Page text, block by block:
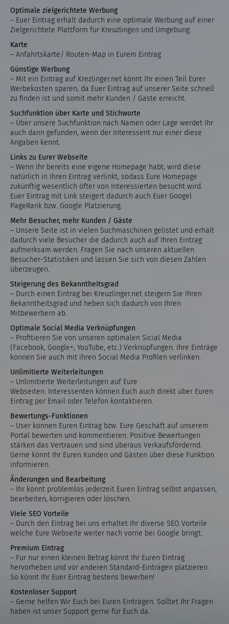
Optimale zielgerichtete Werbung
– Euer Eintrag erhält dadurch eine optimale Werbung auf einer
Zielgerichtete Plattform für Kreuzlingen und Umgebung.
Karte
– Anfahrtskarte/ Routen-Map in Eurem Eintrag
Günstige Werbung
– Mit ein Eintrag auf Krezlinger.net könnt Ihr einen Teil Eurer
Werbekosten sparen, da Euer Eintrag auf unserer Seite schnell
zu finden ist und somit mehr Kunden / Gäste erreicht.
Suchfunktion über Karte und Stichworte
– Über unsere Suchfunktion nach Namen oder Lage werdet Ihr
auch dann gefunden, wenn der Interessent nur einer diese
Angaben kennt.
Links zu Eurer Webseite
– Wenn Ihr bereits eine eigene Homepage habt, wird diese
natürlich in Ihren Eintrag verlinkt, sodass Eure Homepage
zukünftig wesentlich öfter von Interessierten besucht wird.
Euer Eintrag mit Link steigert dadurch auch Euer Googel
PageRank bzw. Google Platzierung.
Mehr Besucher, mehr Kunden / Gäste
– Unsere Seite ist in vielen Suchmaschinen gelistet und erhält
dadurch viele Besucher die dadurch auch auf Ihren Eintrag
aufmerksam werden. Fragen Sie nach unseren aktuellen
Besucher-Statistiken und lassen Sie sich von diesen Zahlen
überzeugen.
Steigerung des Bekanntheitsgrad
– Durch einen Eintrag bei Kreuzlinger.net steigern Sie Ihren
Bekanntheitsgrad und heben sich dadurch von Ihren
Mitbewerbern ab.
Optimale Social Media Verknüpfungen
– Profitieren Sie von unseren optimalen Sicial Media
(Facebook, Google+, YouTube, etc.) Verknüpfungen. Ihre Einträge
können Sie auch mit ihren Social Media Profilen verlinken.
Unlimitierte Weiterleitungen
– Unlimitierte Weiterleitungen auf Eure
Webseiten. Interessenten können Euch auch direkt über Euren
Eintrag per Email oder Telefon kontaktieren.
Bewertungs-Funktionen
– User können Euren Eintrag bzw. Eure Geschäft auf unserem
Portal bewerten und kommentieren. Positive Bewertungen
stärken das Vertrauen und sind überaus Verkaufsfördernd.
Gerne könnt Ihr Euren Kunden und Gästen über diese Funktion
informieren.
Änderungen und Bearbeitung
– Ihr könnt problemlos jederzeit Euren Eintrag selbst anpassen,
bearbeiten, korrigieren oder löschen.
Viele SEO Vorteile
– Durch den Eintrag bei uns erhaltet Ihr diverse SEO Vorteile
welche Eure Webseite weiter nach vorne bei Google bringt.
Premium Eintrag
– Für nur einen kleinen Betrag könnt Ihr Euren Eintrag
hervorheben und vor anderen Standard-Einträgen platzieren.
So könnt Ihr Euer Eintrag bestens bewerben!
Kostenloser Support
– Gerne helfen Wir Euch bei Euren Einträgen. Solltet Ihr Fragen
haben ist unser Support gerne für Euch da.